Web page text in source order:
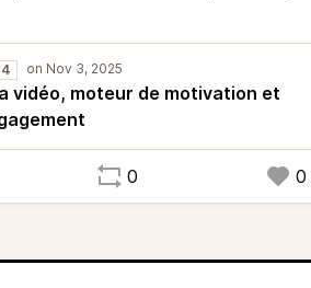
avec le contenu.
vous découvrirez des pratiques
vidéo, moteur de motivation et
0 0